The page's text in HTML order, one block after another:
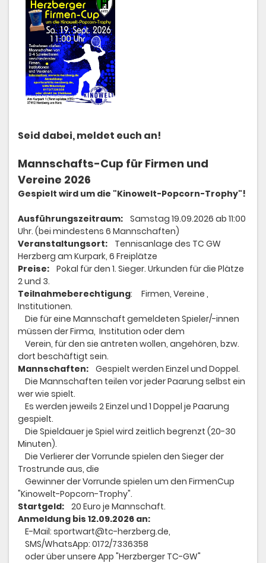
Seid dabei, meldet euch an!
Mannschafts-Cup für Firmen und
Vereine 2026
Gespielt wird um die "Kinowelt-Popcorn-Trophy"!
Ausführungszeitraum: Samstag 19.09.2026 ab 11:00
Uhr. (bei mindestens 6 Mannschaften)
Veranstaltungsort: Tennisanlage des TC GW
Herzberg am Kurpark, 6 Freiplätze
Preise: Pokal für den 1. Sieger. Urkunden für die Plätze
2 und 3.
Teilnahmeberechtigung: Firmen, Vereine ,
Institutionen.
Die für eine Mannschaft gemeldeten Spieler/-innen
müssen der Firma, Institution oder dem
Verein, für den sie antreten wollen, angehören, bzw.
dort beschäftigt sein.
Mannschaften: Gespielt werden Einzel und Doppel.
Die Mannschaften teilen vor jeder Paarung selbst ein
wer wie spielt.
Es werden jeweils 2 Einzel und 1 Doppel je Paarung
gespielt.
Die Spieldauer je Spiel wird zeitlich begrenzt (20-30
Minuten).
Die Verlierer der Vorrunde spielen den Sieger der
Trostrunde aus, die
Gewinner der Vorrunde spielen um den FirmenCup
"Kinowelt-Popcorn-Trophy".
Startgeld: 20 Euro je Mannschaft.
Anmeldung bis 12.09.2026 an:
E-Mail: sportwart@tc-herzberg.de,
SMS/WhatsApp: 0172/7336358
oder über unsere App "Herzberger TC-GW"